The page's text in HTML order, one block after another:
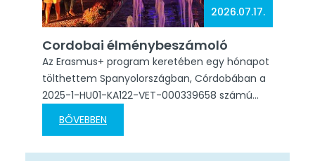
2026.07.17.
Cordobai élménybeszámoló
Az Erasmus+ program keretében egy hónapot
tölthettem Spanyolországban, Córdobában a
2025-1-HU01-KA122-VET-000339658 számú
projekt keretében. Budapestről repülővel
utaztunk Málagába, ahonnan autóbusszal
BŐVEBBEN